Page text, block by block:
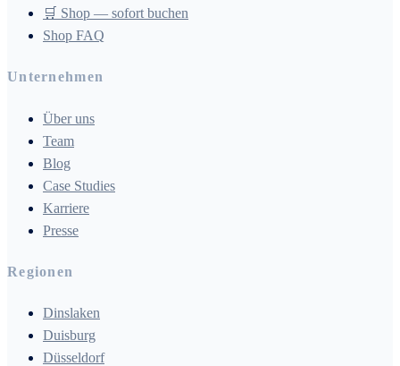
🛒 Shop — sofort buchen
Shop FAQ
Unternehmen
Über uns
Team
Blog
Case Studies
Karriere
Presse
Regionen
Dinslaken
Duisburg
Düsseldorf